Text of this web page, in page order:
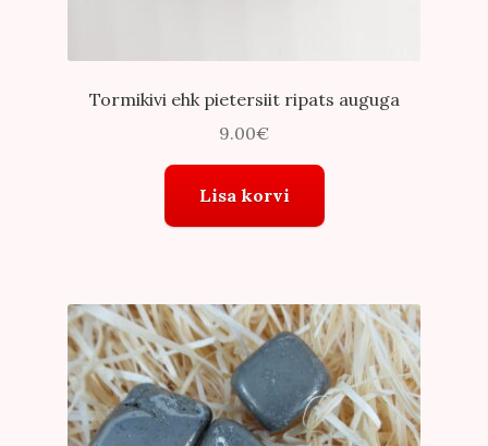
Tormikivi ehk pietersiit ripats auguga
9.00€
Lisa korvi